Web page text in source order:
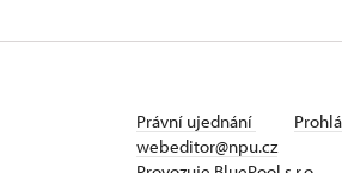
Právní ujednání
webeditor@npu.cz